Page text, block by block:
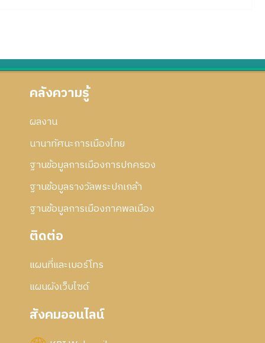
คลังความรู้
ผลงาน
นานาทัศนะการเมืองไทย
ฐานข้อมูลการเมืองการปกครอง
ฐานข้อมูลรางวัลพระปกเกล้า
ฐานข้อมูลการเมืองภาคพลเมือง
ติดต่อ
แผนที่และเบอร์โทร
แผนผังเว็บไซด์
สังคมออนไลน์